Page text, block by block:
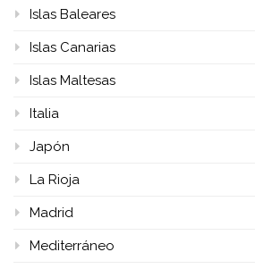
Islas Baleares
Islas Canarias
Islas Maltesas
Italia
Japón
La Rioja
Madrid
Mediterráneo